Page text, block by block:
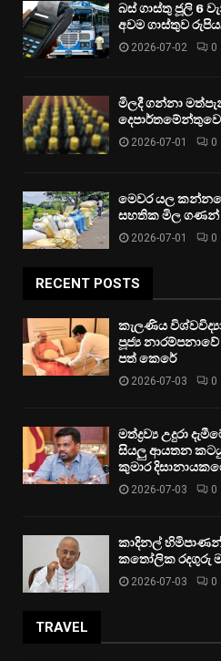
බස් ගාස්තු ජූලි 6
අවම ගාස්තුව
2026-07-02 0
මිලදී ගන්නා
2026-07-01 0
මෙවර යල
සහතික මිල
2026-07-01 0
RECENT POSTS
කැලණිය
පූජ්‍ය
පත් කෙරේ
2026-07-03 0
මත්ද්‍රව්‍ය උදුරා
සියලු ආයතන
කුමාර
2026-07-03 0
කාදිනල්
කතෝලික රදගුරු
2026-07-03 0
TRAVEL